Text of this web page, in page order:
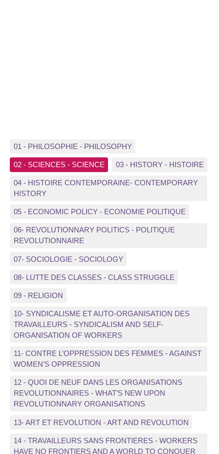
01 - PHILOSOPHIE - PHILOSOPHY
02 - SCIENCES - SCIENCE 03 - HISTORY - HISTOIRE
04 - HISTOIRE CONTEMPORAINE- CONTEMPORARY
HISTORY
05 - ECONOMIC POLICY - ECONOMIE POLITIQUE
06- REVOLUTIONNARY POLITICS - POLITIQUE
REVOLUTIONNAIRE
07- SOCIOLOGIE - SOCIOLOGY
08- LUTTE DES CLASSES - CLASS STRUGGLE
09 - RELIGION
10- SYNDICALISME ET AUTO-ORGANISATION DES
TRAVAILLEURS - SYNDICALISM AND SELF-
ORGANISATION OF WORKERS
11- CONTRE L’OPPRESSION DES FEMMES - AGAINST
WOMEN’S OPPRESSION
12 - QUOI DE NEUF DANS LES ORGANISATIONS
REVOLUTIONNAIRES - WHAT’S NEW UPON
REVOLUTIONNARY ORGANISATIONS
13- ART ET REVOLUTION - ART AND REVOLUTION
14 - TRAVAILLEURS SANS FRONTIERES - WORKERS
HAVE NO FRONTIERS AND A WORLD TO CONQUER